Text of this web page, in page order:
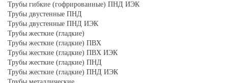
Трубы гибкие (гофрированные) ПНД ИЭК
Трубы двустенные ПНД
Трубы двустенные ПНД ИЭК
Трубы жесткие (гладкие)
Трубы жесткие (гладкие) ПВХ
Трубы жесткие (гладкие) ПВХ ИЭК
Трубы жесткие (гладкие) ПНД
Трубы жесткие (гладкие) ПНД ИЭК